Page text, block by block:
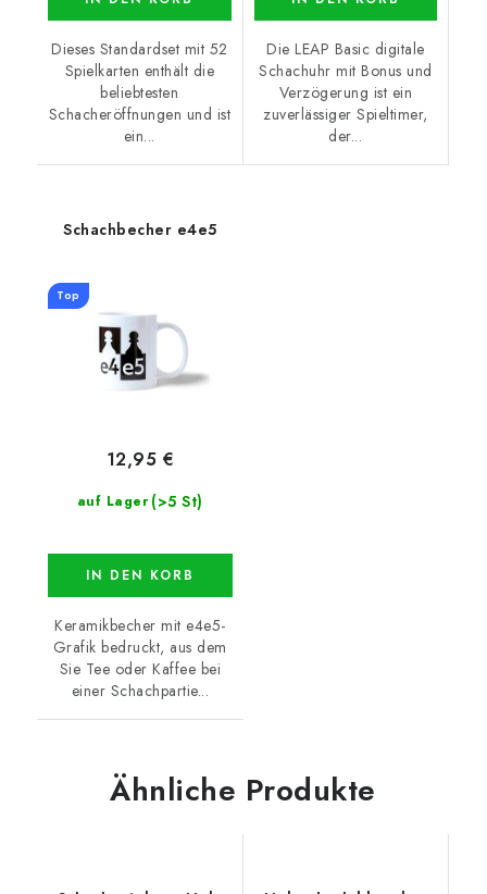
Dieses Standardset mit 52
Spielkarten enthält die
beliebtesten
Schacheröffnungen und ist
ein...
Die LEAP Basic digitale
Schachuhr mit Bonus und
Verzögerung ist ein
zuverlässiger Spieltimer,
der...
Schachbecher e4e5
Top
auf Lager (>5 St)
12,95 €
IN DEN KORB
Keramikbecher mit e4e5-
Grafik bedruckt, aus dem
Sie Tee oder Kaffee bei
einer Schachpartie...
Ähnliche Produkte